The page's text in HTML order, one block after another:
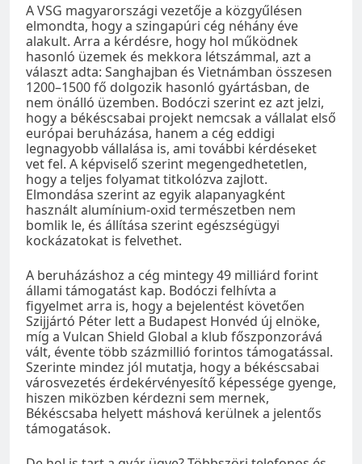
A VSG magyarországi vezetője a közgyűlésen
elmondta, hogy a szingapúri cég néhány éve
alakult. Arra a kérdésre, hogy hol működnek
hasonló üzemek és mekkora létszámmal, azt a
választ adta: Sanghajban és Vietnámban összesen
1200–1500 fő dolgozik hasonló gyártásban, de
nem önálló üzemben. Bodóczi szerint ez azt jelzi,
hogy a békéscsabai projekt nemcsak a vállalat első
európai beruházása, hanem a cég eddigi
legnagyobb vállalása is, ami további kérdéseket
vet fel. A képviselő szerint megengedhetetlen,
hogy a teljes folyamat titkolózva zajlott.
Elmondása szerint az egyik alapanyagként
használt alumínium-oxid természetben nem
bomlik le, és állítása szerint egészségügyi
kockázatokat is felvethet.
A beruházáshoz a cég mintegy 49 milliárd forint
állami támogatást kap. Bodóczi felhívta a
figyelmet arra is, hogy a bejelentést követően
Szijjártó Péter lett a Budapest Honvéd új elnöke,
míg a Vulcan Shield Global a klub főszponzorává
vált, évente több százmillió forintos támogatással.
Szerinte mindez jól mutatja, hogy a békéscsabai
városvezetés érdekérvényesítő képessége gyenge,
hiszen miközben kérdezni sem mernek,
Békéscsaba helyett máshová kerülnek a jelentős
támogatások.